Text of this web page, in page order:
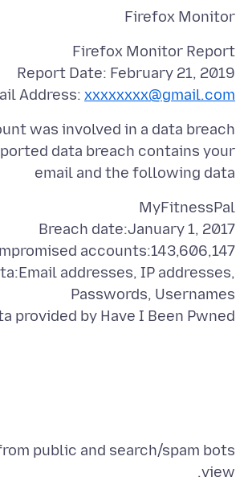
Firefox Monitor
Address: xxxxxxxx@gmail.com
data breach contains your
email and the following data
addresses, IP addresses,
provided by Have I Been Pwned
public and search/spam bots
view.